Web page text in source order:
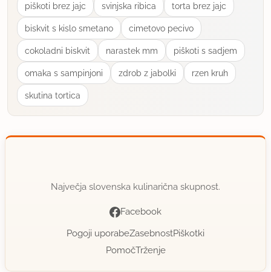
piškoti brez jajc svinjska ribica torta brez jajc
biskvit s kislo smetano cimetovo pecivo
cokoladni biskvit narastek mm piškoti s sadjem
omaka s sampinjoni zdrob z jabolki rzen kruh
skutina tortica
Največja slovenska kulinarična skupnost.
Facebook
Pogoji uporabeZasebnostPiškotki
PomočTrženje